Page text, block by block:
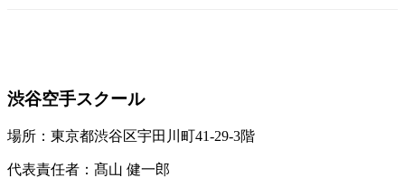
渋谷空手スクール
場所：東京都渋谷区宇田川町41-29-3階
代表責任者：髙山 健一郎